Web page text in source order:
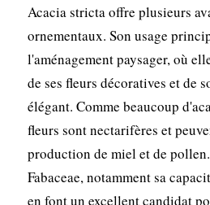
Acacia stricta offre plusieurs
ornementaux. Son usage
l'aménagement paysager, où
de ses fleurs décoratives et de
élégant. Comme beaucoup
fleurs sont nectarifères et
production de miel et de
Fabaceae, notamment sa
en font un excellent candidat